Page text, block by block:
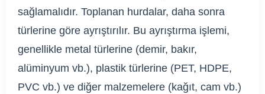
sağlamalıdır. Toplanan hurdalar, daha sonra
türlerine göre ayrıştırılır. Bu ayrıştırma işlemi,
genellikle metal türlerine (demir, bakır,
alüminyum vb.), plastik türlerine (PET, HDPE,
PVC vb.) ve diğer malzemelere (kağıt, cam vb.)